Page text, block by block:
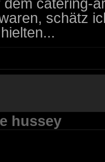
schätz
hussey